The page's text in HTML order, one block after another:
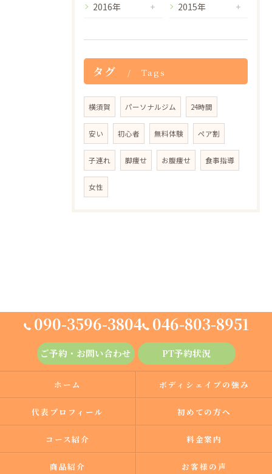
2016年
2015年
タグ Tags
横須賀 パーソナルジム 24時間
安い 初心者 無料体験 ペア割
子連れ 脚痩せ お腹痩せ 食事指導
女性
090-3596-3804 046-803-8951
ご予約・お問い合わせ PT予約状況
ホーム ボディシェイプの強み
代表プロフィール 初めての方へ
コース紹介 料金案内
商品紹介 お客様の声